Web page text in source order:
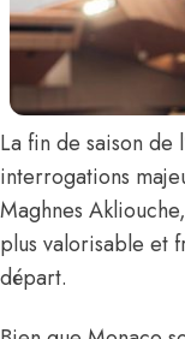
La fin de saison de
interrogations
Maghnes Akliouche
plus valorisable et
départ.